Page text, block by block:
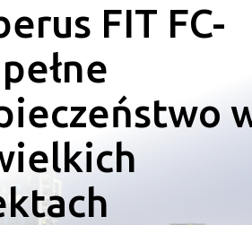
FIT FC-